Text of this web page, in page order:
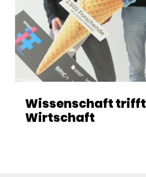
Wissenschaft trifft
Wirtschaft